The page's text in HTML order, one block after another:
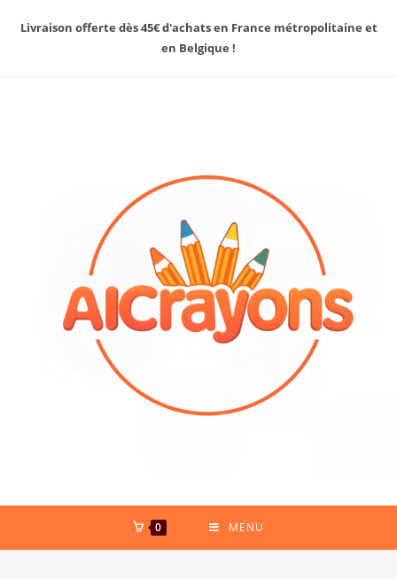
Livraison offerte dès 45€ d'achats en France métropolitaine et
en Belgique !
0 MENU